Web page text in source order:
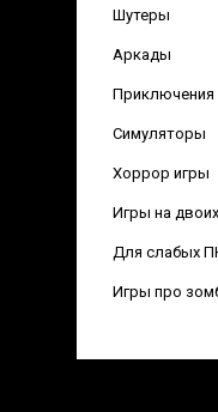
Шутеры
Аркады
Приключения
Симуляторы
Хоррор игры
Игры на двоих
Для слабых
Игры про